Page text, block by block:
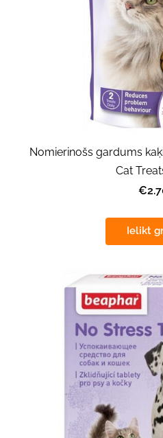
Nomierinošs gardums
Cat
Ielikt